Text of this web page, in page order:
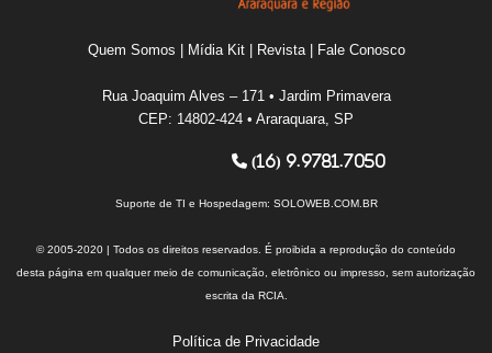
Quem Somos Mídia Kit| Revista| Fale Conosco
Rua Joaquim Alves – 171 • Jardim Primavera
CEP: 14802-424 • Araraquara, SP
(16) 9.9781.7050
Suporte de TI e Hospedagem: SOLOWEB.COM.BR
© 2005-2020 | Todos os direitos reservados. É proibida a reprodução do conteúdo
desta página em qualquer meio de comunicação, eletrônico ou impresso, sem autorização
escrita da RCIA.
Política de Privacidade